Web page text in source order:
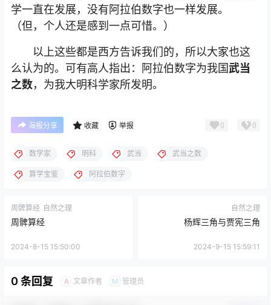
学一直在发展，没有阿拉伯数字也一样发展。
（但，个人还是感到一点可惜。）
以上这些都是西方告诉我们的，所以大家也这
么认为的。可有高人指出：阿拉伯数字为我国武当
之数，为我大明科学家所发明。
海报分享 收藏 举报 0 0
数学家 明科 武当 武当之数
算学宝鉴 阿拉伯数字
周髀算经 自然之理
周髀算经
2024-8-15 15:50:00
自然之理
杨辉三角与贾宪三角
2024-9-15 15:59:11
0 条回复 A 文章作者 M 管理员